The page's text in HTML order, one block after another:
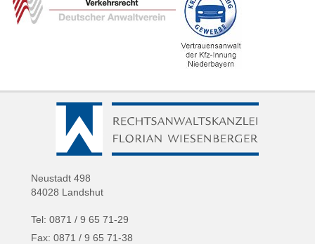
Neustadt 498
84028 Landshut
Tel: 0871 / 9 65 71-29
Fax: 0871 / 9 65 71-38